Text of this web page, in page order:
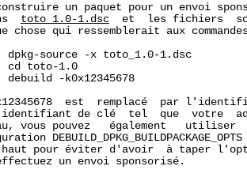
un paquet pour un envoi
toto_1.0-1.dsc
et  les fichiers
chose qui ressemblerait aux
dpkg-source -x toto_1.0-1.dsc
cd toto-1.0
debuild -k0x12345678
est  remplacé  par
de clé  tel  que  votre
vous pouvez   également   utiliser
haut pour éviter d'avoir  à taper
un envoi sponsorisé.